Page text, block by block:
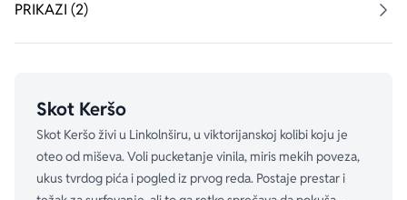
DOBRO DOŠLI U IGRU. UPRAVO JE POČELA.
– netgalley.co.uk
PRIKAZI (2)
Skot Keršo
Skot Keršo živi u Linkolnširu, u viktorijanskoj kolibi koju je
oteo od miševa. Voli pucketanje vinila, miris mekih poveza,
ukus tvrdog pića i pogled iz prvog reda. Postaje prestar i